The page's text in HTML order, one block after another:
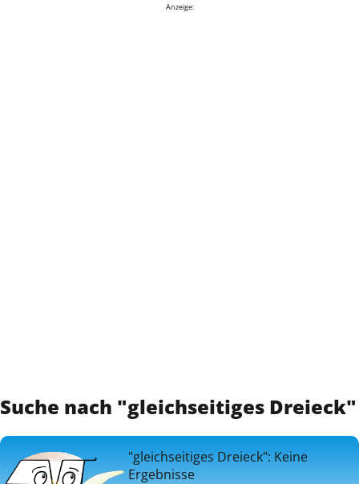
Anzeige:
Suche nach "gleichseitiges Dreieck"
"gleichseitiges Dreieck": Keine
Ergebnisse